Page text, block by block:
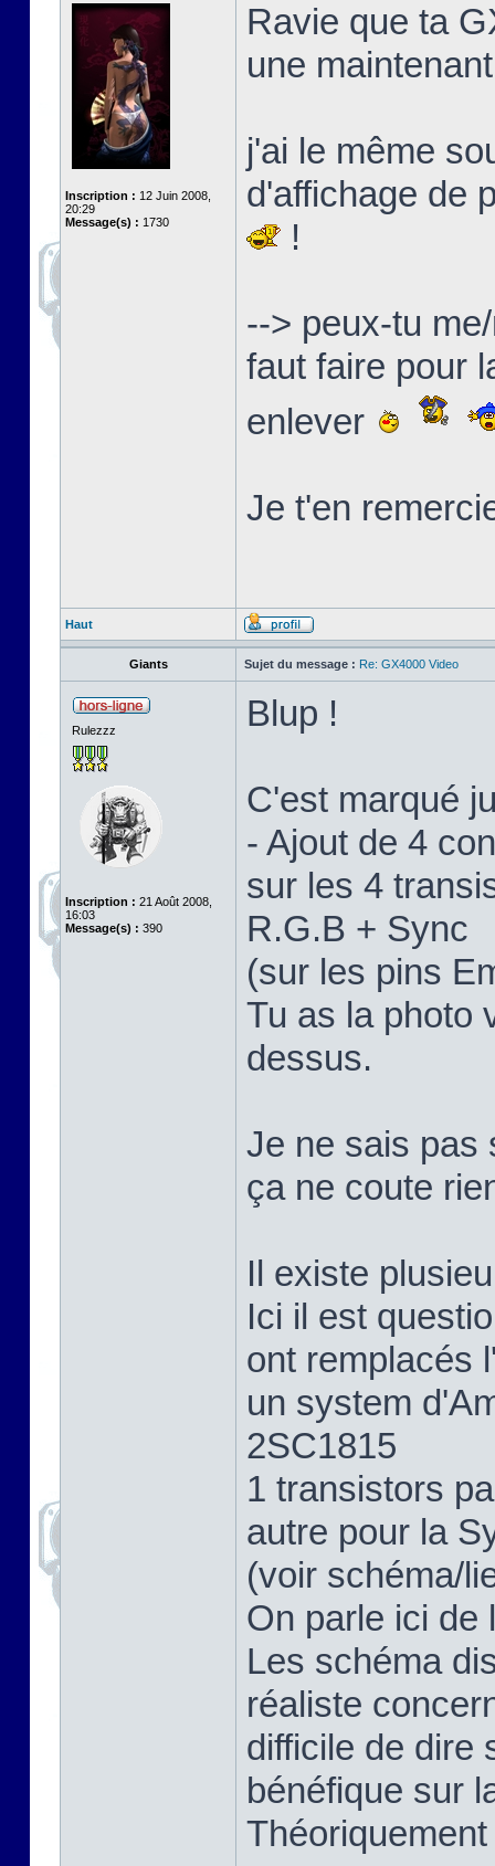
Inscription : 12 Juin 2008,
20:29
Message(s) : 1730
Ravie que ta
une
j'ai le même
d'affichage de
!
--> peux-tu
faut faire pour
enlever
Je t'en
Haut
Giants Sujet du message : Re: GX4000 Video
Rulezzz
Inscription : 21 Août 2008,
16:03
Message(s) : 390
Blup !
C'est marqué
- Ajout de 4
sur les 4
R.G.B + Sync
(sur les pins
Tu as la photo
dessus.
Je ne sais pas
ça ne coute
Il existe
Ici il est
ont remplacés
un system
2SC1815
1 transistors
autre pour la
(voir schéma/
On parle ici de
Les schéma
réaliste
difficile de dire
bénéfique sur